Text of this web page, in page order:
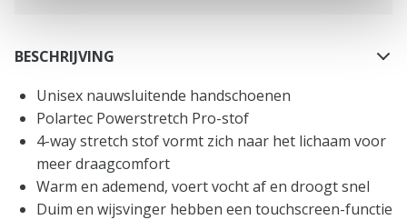
BESCHRIJVING
Unisex nauwsluitende handschoenen
Polartec Powerstretch Pro-stof
4-way stretch stof vormt zich naar het lichaam voor
meer draagcomfort
Warm en ademend, voert vocht af en droogt snel
Duim en wijsvinger hebben een touchscreen-functie